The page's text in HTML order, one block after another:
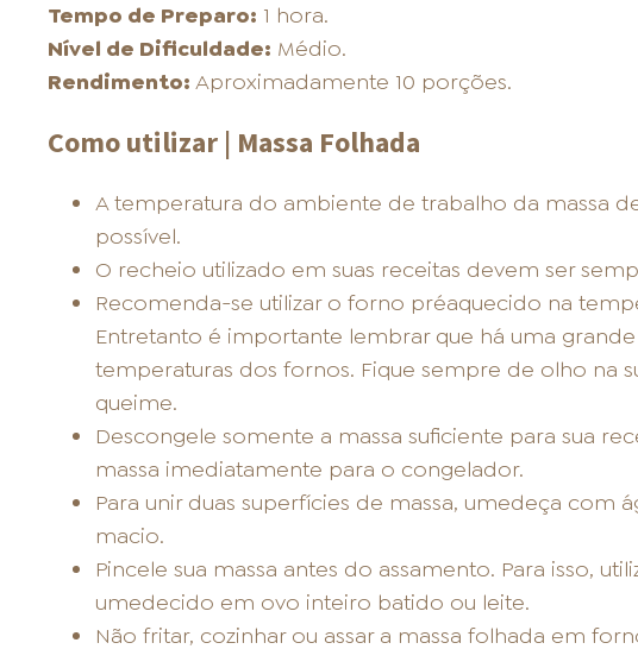
Tempo de Preparo: 1 hora.
Nível de Dificuldade: Médio.
Rendimento: Aproximadamente 10 porções.
Como utilizar | Massa Folhada
A temperatura do ambiente de trabalho da massa
possível.
O recheio utilizado em suas receitas devem ser
Recomenda-se utilizar o forno préaquecido na
Entretanto é importante lembrar que há uma
temperaturas dos fornos. Fique sempre de olho na
queime.
Descongele somente a massa suficiente para sua
massa imediatamente para o congelador.
Para unir duas superfícies de massa, umedeça com
macio.
Pincele sua massa antes do assamento. Para isso,
umedecido em ovo inteiro batido ou leite.
Não fritar, cozinhar ou assar a massa folhada em